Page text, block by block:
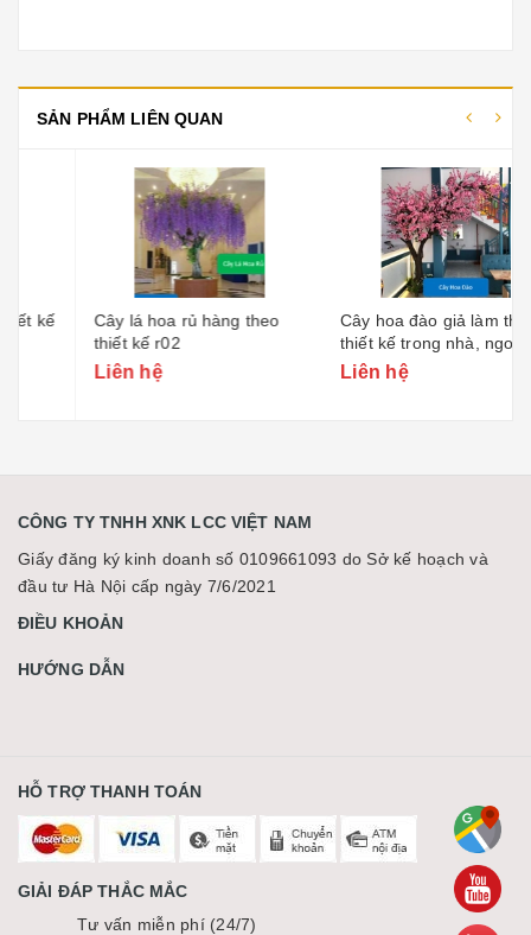
SẢN PHẨM LIÊN QUAN
Cây lá hoa rủ hàng theo
thiết kế r02
Liên hệ
Cây hoa đào giả làm theo
thiết kế trong nhà, ngoài
Liên hệ
CÔNG TY TNHH XNK LCC VIỆT NAM
Giấy đăng ký kinh doanh số 0109661093 do Sở kế hoạch và
đầu tư Hà Nội cấp ngày 7/6/2021
ĐIỀU KHOẢN
HƯỚNG DẪN
HỖ TRỢ THANH TOÁN
GIẢI ĐÁP THẮC MẮC
Tư vấn miễn phí (24/7)